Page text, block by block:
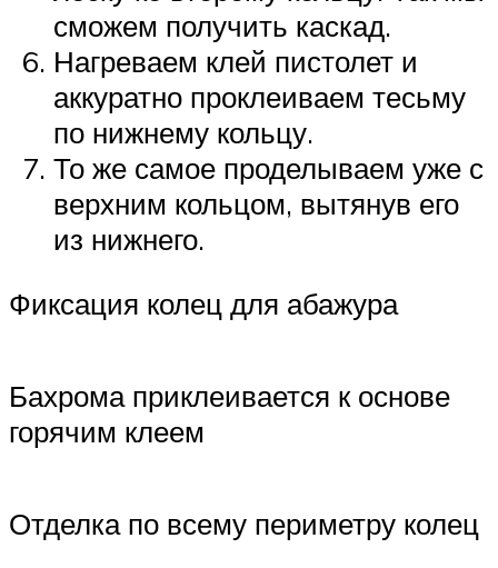
сможем получить каскад.
Нагреваем клей пистолет и
аккуратно проклеиваем тесьму
по нижнему кольцу.
То же самое проделываем уже с
верхним кольцом, вытянув его
из нижнего.
Фиксация колец для абажура
Бахрома приклеивается к основе
горячим клеем
Отделка по всему периметру колец